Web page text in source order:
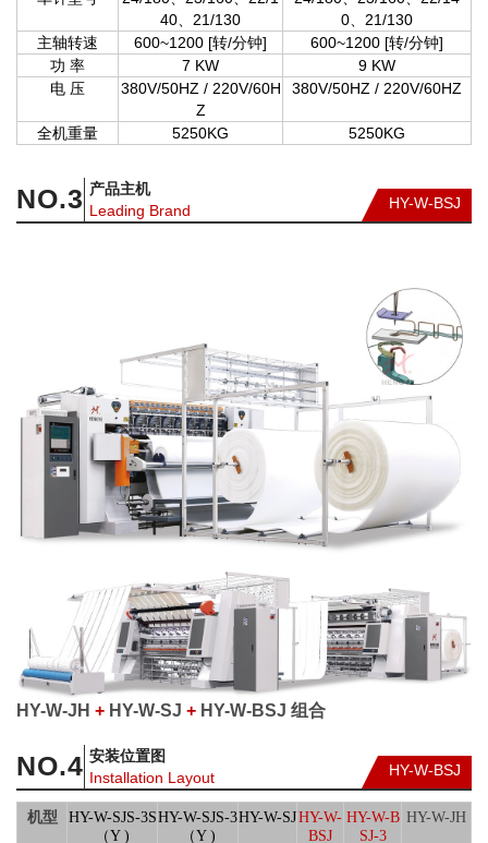
40、21/130
0、21/130
主轴转速
600~1200 [转/分钟]
600~1200 [转/分钟]
功 率
7 KW
9 KW
电 压
380V/50HZ / 220V/60H
Z
380V/50HZ / 220V/60HZ
全机重量 5250KG 5250KG
NO.3 产品主机
Leading Brand
HY-W-BSJ
HY-W-JH + HY-W-SJ + HY-W-BSJ 组合
NO.4 安装位置图
Installation Layout
HY-W-BSJ
机型
HY-W-SJS-3S
（Y )
HY-W-SJS-3
（Y )
HY-W-SJHY-W-
BSJ
HY-W-B
SJ-3
HY-W-JH